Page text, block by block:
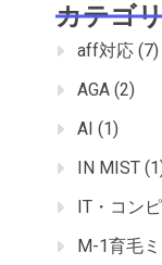
カテゴ
aff対応 (7)
AGA (2)
AI (1)
IN MIST
IT・コン
M-1育毛ミ